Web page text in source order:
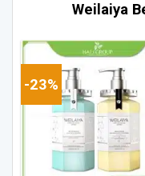
Weilaiya
-23%